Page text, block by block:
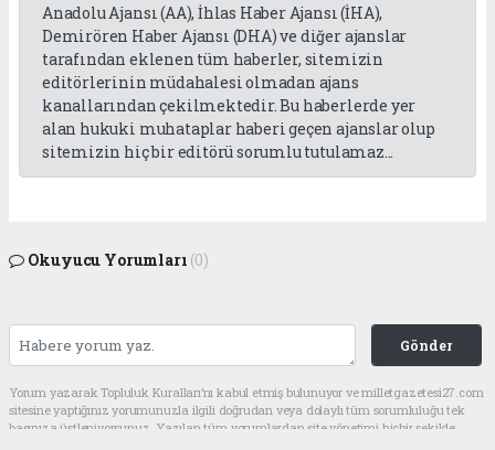
Anadolu Ajansı (AA), İhlas Haber Ajansı (İHA),
Demirören Haber Ajansı (DHA) ve diğer ajanslar
tarafından eklenen tüm haberler, sitemizin
editörlerinin müdahalesi olmadan ajans
kanallarından çekilmektedir. Bu haberlerde yer
alan hukuki muhataplar haberi geçen ajanslar olup
sitemizin hiç bir editörü sorumlu tutulamaz...
Okuyucu Yorumları (0)
Gönder
Yorum yazarak Topluluk Kuralları’nı kabul etmiş bulunuyor ve milletgazetesi27.com
sitesine yaptığınız yorumunuzla ilgili doğrudan veya dolaylı tüm sorumluluğu tek
başınıza üstleniyorsunuz. Yazılan tüm yorumlardan site yönetimi hiçbir şekilde